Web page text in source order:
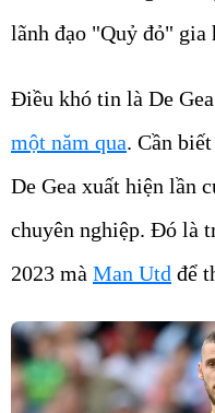
lãnh đạo "Quỷ đỏ" gia
Điều khó tin là De
một năm qua. Cần
De Gea xuất hiện lần
chuyên nghiệp. Đó là
2023 mà Man Utd để